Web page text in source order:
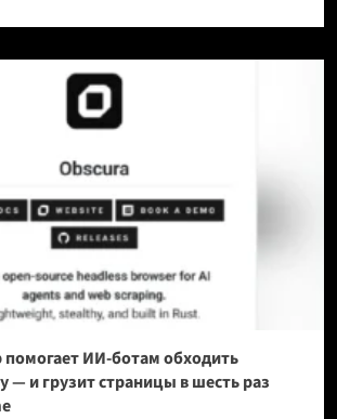
ИИ-ботам обходить
— и грузит страницы в шесть раз